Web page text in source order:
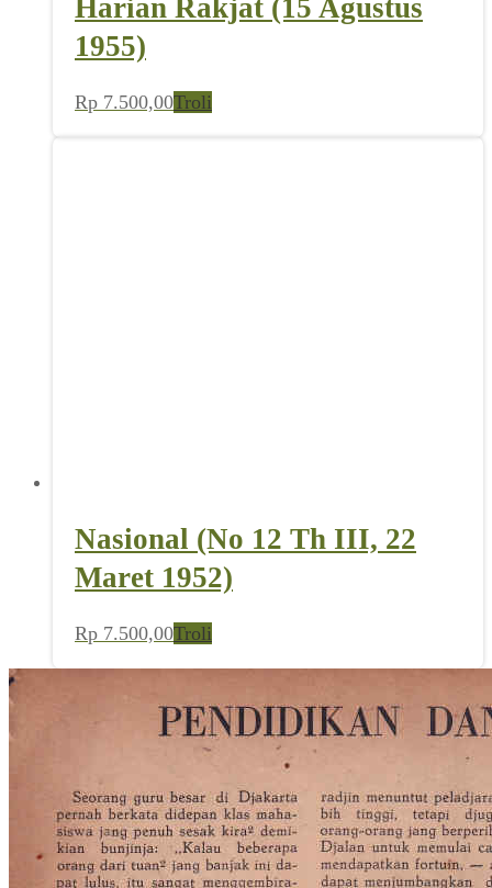
Harian Rakjat (15 Agustus
1955)
Rp 7.500,00Troli
Nasional (No 12 Th III, 22
Maret 1952)
Rp 7.500,00Troli